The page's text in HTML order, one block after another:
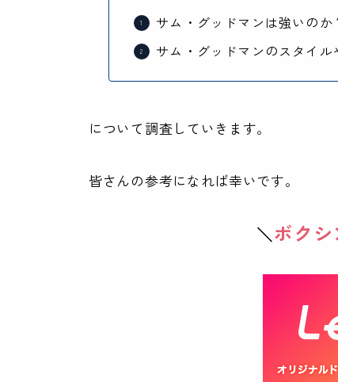
サム・グッドマンは強いのか
サム・グッドマンのスタイ
について調査していきます。
皆さんの参考になれば幸いです。
＼ボク